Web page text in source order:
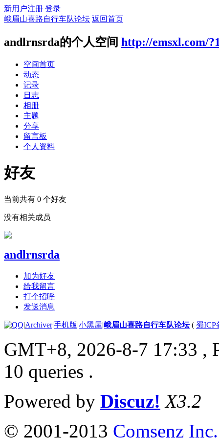
新用户注册 登录
峨眉山喜路自行车队论坛 返回首页
andlrnsrda的个人空间 http://emsxl.com/
空间首页
动态
记录
日志
相册
主题
分享
留言板
个人资料
好友
当前共有 0 个好友
没有相关成员
andlrnsrda
加为好友
给我留言
打个招呼
发送消息
|Archiver|手机版|小黑屋|峨眉山喜路自行车队论坛( 蜀ICP
GMT+8, 2026-8-7 17:33 ,
10 queries .
Powered by Discuz! X3.2
© 2001-2013 Comsenz Inc.